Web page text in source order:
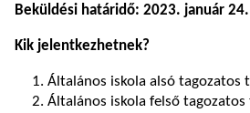
Beküldési határidő: 2023. január
Kik jelentkezhetnek?
Általános iskola alsó tagozatos
Általános iskola felső